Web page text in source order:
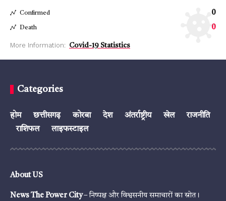
Confirmed 0
Death 0
More Information: Covid-19 Statistics
Categories
होम छत्तीसगढ़ कोरबा देश अंतर्राष्ट्रीय खेल
राजनीति
राशिफल
लाइफस्टाइल
About US
News The Power City– निष्पक्ष और विश्वसनीय समाचारों का स्रोत।